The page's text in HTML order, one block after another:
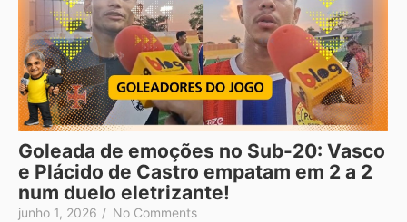
Goleada de emoções no Sub-20: Vasco
e Plácido de Castro empatam em 2 a 2
num duelo eletrizante!
junho 1, 2026 / No Comments